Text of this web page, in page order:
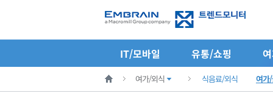
IT/모바일 유통/쇼핑
여가/외식 식음료/외식 여가